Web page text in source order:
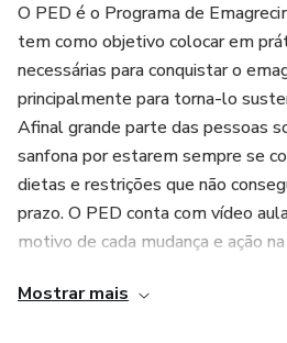
O PED é o Programa de
tem como objetivo colocar em
necessárias para conquistar o
principalmente para torna-lo
Afinal grande parte das pessoas
sanfona por estarem sempre se
dietas e restrições que não
prazo. O PED conta com vídeo
motivo de cada mudança e ação
cardápios, lista de compras,
Mostrar mais